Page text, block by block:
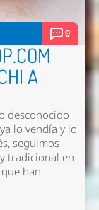
0
A
desconocido
lo vendía y lo
seguimos
tradicional en
han